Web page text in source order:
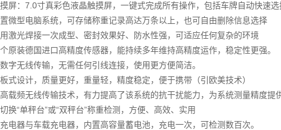
：7.0寸真彩色液晶触摸屏，一键式完成所有操作，包括车牌自动快速选
型电脑系统，可存储称重记录高达万条以上，也可自由删除信息选择
光焊接一次成型、密封效果好、防水性强，可适应任何复杂的环境
装德国进口高精度传感器，能持续多年维持高精度运作，稳定性更强。
无线传输，无需任何引线连接，使用更方便简洁。
设计，质量更好，重量轻，精度稳定，便于携带（引欧美技术）
频无线传输技术，有力提高了该系统的抗干扰能力，为系统测量精度提
“单秤台”或“双秤台”称重检测，方便、高效、实用
器与车载充电器，内置高容量蓄电池，充电一次，可检测数百次。